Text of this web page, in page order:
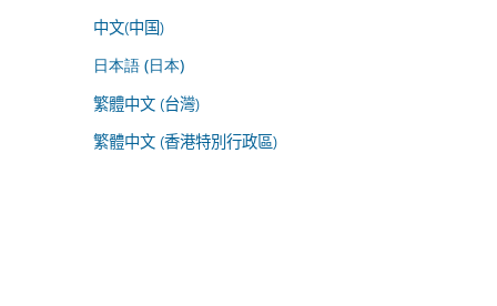
中文(中国)
日本語 (日本)
繁體中文 (台灣)
繁體中文 (香港特別行政區)